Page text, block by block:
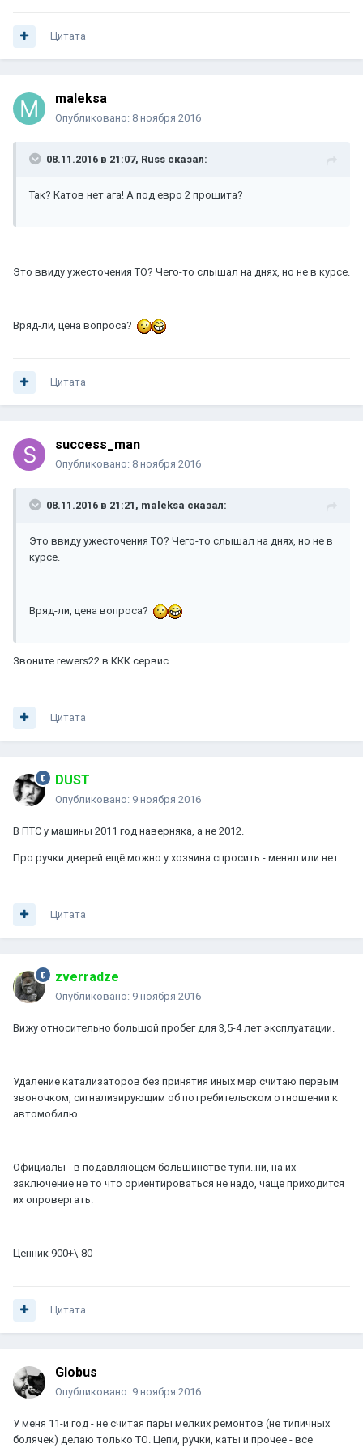
Цитата
maleksa
Опубликовано: 8 ноября 2016
08.11.2016 в 21:07, Russ сказал:
Так? Катов нет ага! А под евро 2 прошита?
Это ввиду ужесточения ТО? Чего-то слышал на днях, но не в курсе.
Вряд-ли, цена вопроса?
Цитата
success_man
Опубликовано: 8 ноября 2016
08.11.2016 в 21:21, maleksa сказал:
Это ввиду ужесточения ТО? Чего-то слышал на днях, но не в
курсе.
Вряд-ли, цена вопроса?
Звоните rewers22 в ККК сервис.
Цитата
DUST
Опубликовано: 9 ноября 2016
В ПТС у машины 2011 год наверняка, а не 2012.
Про ручки дверей ещё можно у хозяина спросить - менял или нет.
Цитата
zverradze
Опубликовано: 9 ноября 2016
Вижу относительно большой пробег для 3,5-4 лет эксплуатации.
Удаление катализаторов без принятия иных мер считаю первым
звоночком, сигнализирующим об потребительском отношении к
автомобилю.
Официалы - в подавляющем большинстве тупи..ни, на их
заключение не то что ориентироваться не надо, чаще приходится
их опровергать.
Ценник 900+\-80
Цитата
Globus
Опубликовано: 9 ноября 2016
У меня 11-й год - не считая пары мелких ремонтов (не типичных
болячек) делаю только ТО. Цепи, ручки, каты и прочее - все